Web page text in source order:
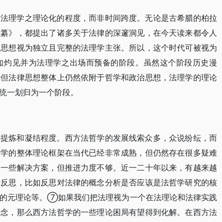
理学之理论化的程度，而非时间跨度。无论是古希腊的柏拉
》，都提出了诸多关于法律的深邃洞见，在今天读来都令人
想视为独立且完整的法理学主张。所以，这个时代可被视为
见并为法理学之出场而预备的阶段。虽然这个阶段历史漫
法律思想整体上仍然依附于哲学和政治思想，法理学的理论
划归为一个阶段。
炼和凝结程度。西方法哲学的发展线索众多，众说纷纭，而
的整体理论框架在当代已经非常成熟，但仍然存在很多疑难
些解决方案，但推进力度不够。近一二十年以来，有越来越
思，比如反思对法律的概念分析是否应该是法哲学研究的核
元理论等。⑦如果我们把法理视为一个在法理论和法律实践
，那么西方法哲学的一些理论困局有望得到化解。在西方法